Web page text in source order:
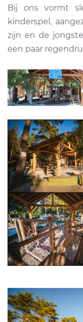
Bij ons vormt
kinderspel,
zijn en de
een paar